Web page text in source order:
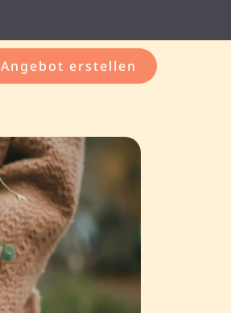
Angebot erstellen